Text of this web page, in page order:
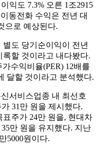
익도 7.3% 오른 1조2915
동전화 수익은 전년 대
으로 예상된다.
도 당기순이익이 전년
록할 것이라고 내다봤다.
수익비율(PER) 12배를
달할 것이라고 분석했다.
서비스업종 내 최선호
31만 원을 제시했다.
표주가 24만 원을, 현대차
만 원을 유지했다. 지난
5000원이다.